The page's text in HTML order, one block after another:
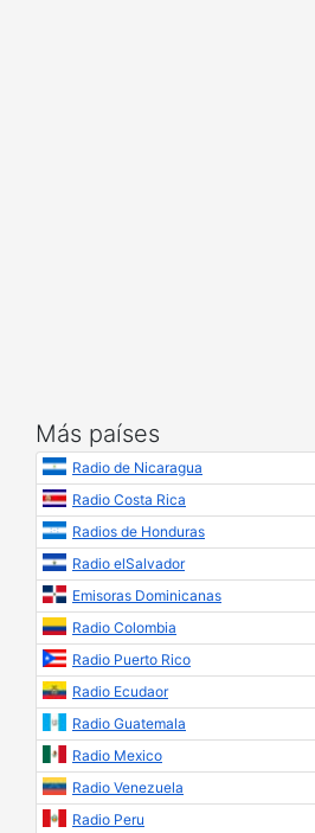
Más países
Radio de Nicaragua
Radio Costa Rica
Radios de Honduras
Radio elSalvador
Emisoras Dominicanas
Radio Colombia
Radio Puerto Rico
Radio Ecudaor
Radio Guatemala
Radio Mexico
Radio Venezuela
Radio Peru